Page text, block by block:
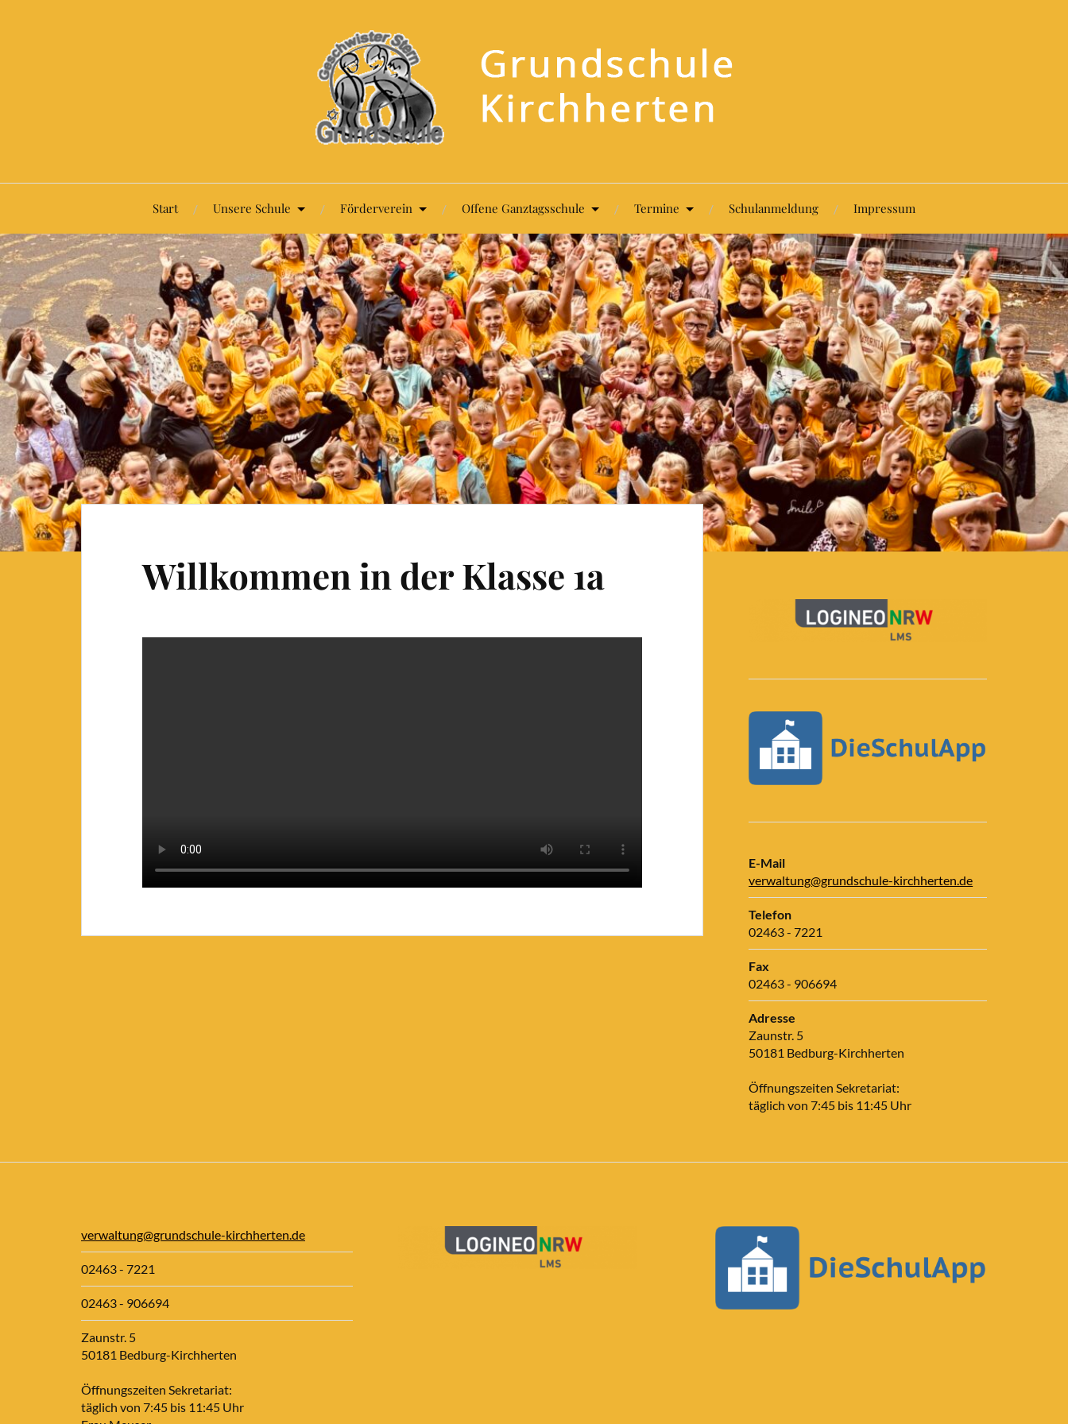
Start Unsere Schule Förderverein Offene Ganztagsschule Termine Schulanmeldung Impressum
Willkommen in der Klasse 1a
E-Mail
verwaltung@grundschule-kirchherten.de
Telefon
02463 - 7221
Fax
02463 - 906694
Adresse
Zaunstr. 5
50181 Bedburg-Kirchherten
Öffnungszeiten Sekretariat:
täglich von 7:45 bis 11:45 Uhr
verwaltung@grundschule-kirchherten.de
02463 - 7221
02463 - 906694
Zaunstr. 5
50181 Bedburg-Kirchherten
Öffnungszeiten Sekretariat:
täglich von 7:45 bis 11:45 Uhr